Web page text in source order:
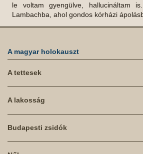
le voltam gyengülve, hallucináltam
Lambachba, ahol gondos kórházi
A magyar holokauszt
A tettesek
A lakosság
Budapesti zsidók